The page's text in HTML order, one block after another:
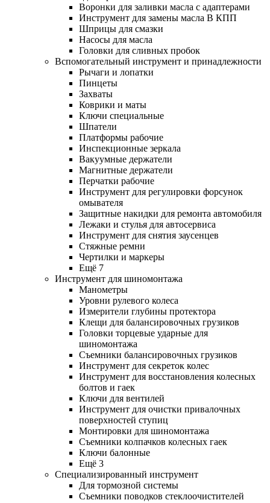
Воронки для заливки масла с адаптерами
Инструмент для замены масла В КПП
Шприцы для смазки
Насосы для масла
Головки для сливных пробок
Вспомогательный инструмент и принадлежности
Рычаги и лопатки
Пинцеты
Захваты
Коврики и маты
Ключи специальные
Шпатели
Платформы рабочие
Инспекционные зеркала
Вакуумные держатели
Магнитные держатели
Перчатки рабочие
Инструмент для регулировки форсунок
омывателя
Защитные накидки для ремонта автомобиля
Лежаки и стулья для автосервиса
Инструмент для снятия заусенцев
Стяжные ремни
Чертилки и маркеры
Ещё 7
Инструмент для шиномонтажа
Манометры
Уровни рулевого колеса
Измерители глубины протектора
Клещи для балансировочных грузиков
Головки торцевые ударные для
шиномонтажа
Съемники балансировочных грузиков
Инструмент для секреток колес
Инструмент для восстановления колесных
болтов и гаек
Ключи для вентилей
Инструмент для очистки привалочных
поверхностей ступиц
Монтировки для шиномонтажа
Съемники колпачков колесных гаек
Ключи балонные
Ещё 3
Специализированный инструмент
Для тормозной системы
Съемники поводков стеклоочистителей